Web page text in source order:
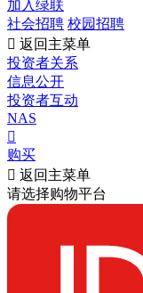
加入绿联
社会招聘 校园招聘
 返回主菜单
投资者关系
信息公开
投资者互动
NAS

购买
 返回主菜单
请选择购物平台